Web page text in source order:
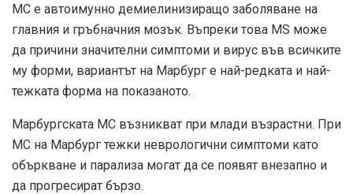
МС е автоимунно демиелинизиращо заболяване на
главния и гръбначния мозък. Въпреки това MS може
да причини значителни симптоми и вирус във всичките
му форми, вариантът на Марбург е най-редката и най-
тежката форма на показаното.
Марбургската МС възникват при млади възрастни. При
МС на Марбург тежки неврологични симптоми като
объркване и парализа могат да се появят внезапно и
да прогресират бързо.